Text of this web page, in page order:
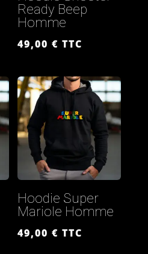
Ready Beep
Homme
49,00€ TTC
Hoodie Super
Mariole Homme
49,00€ TTC